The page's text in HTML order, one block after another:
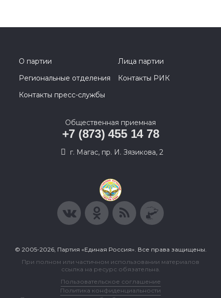
О партии
Лица партии
Региональные отделения
Контакты РИК
Контакты пресс-службы
Общественная приемная
+7 (873) 455 14 78
г. Магас, пр. И. Зязикова, 2
© 2005-2026, Партия «Единая Россия». Все права защищены.
При полном или частичном использовании материалов
ссылка на ресурс обязательна.
Пользовательское соглашение
Политика конфиденциальности